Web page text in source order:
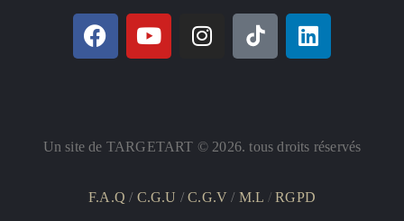
Un site de TARGETART © 2026. tous droits réservés
F.A.Q / C.G.U /C.G.V/ M.L /RGPD